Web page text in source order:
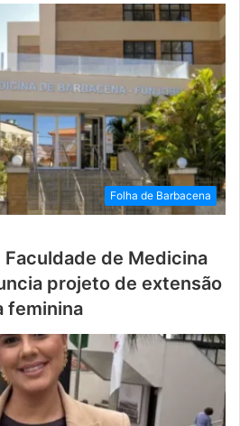
Folha de Barbacena
de Medicina
projeto de extensão
feminina